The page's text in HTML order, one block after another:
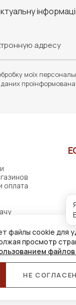
моїх
файлы cookie для
просмотр
НЕ СОГЛАСЕН
оплата